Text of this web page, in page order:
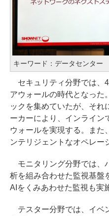
キーワード：データセンター
セキュリティ分野では、
アウォールの時代となった
ックを集めていたが、それ
ーカーにより、インライン
ウォールを実現する。また
ンテリジェントなオペレー
モニタリング分野では、
析を組み合わせた監視基盤
AIをくみあわせた監視も実
テスター分野では、イベ